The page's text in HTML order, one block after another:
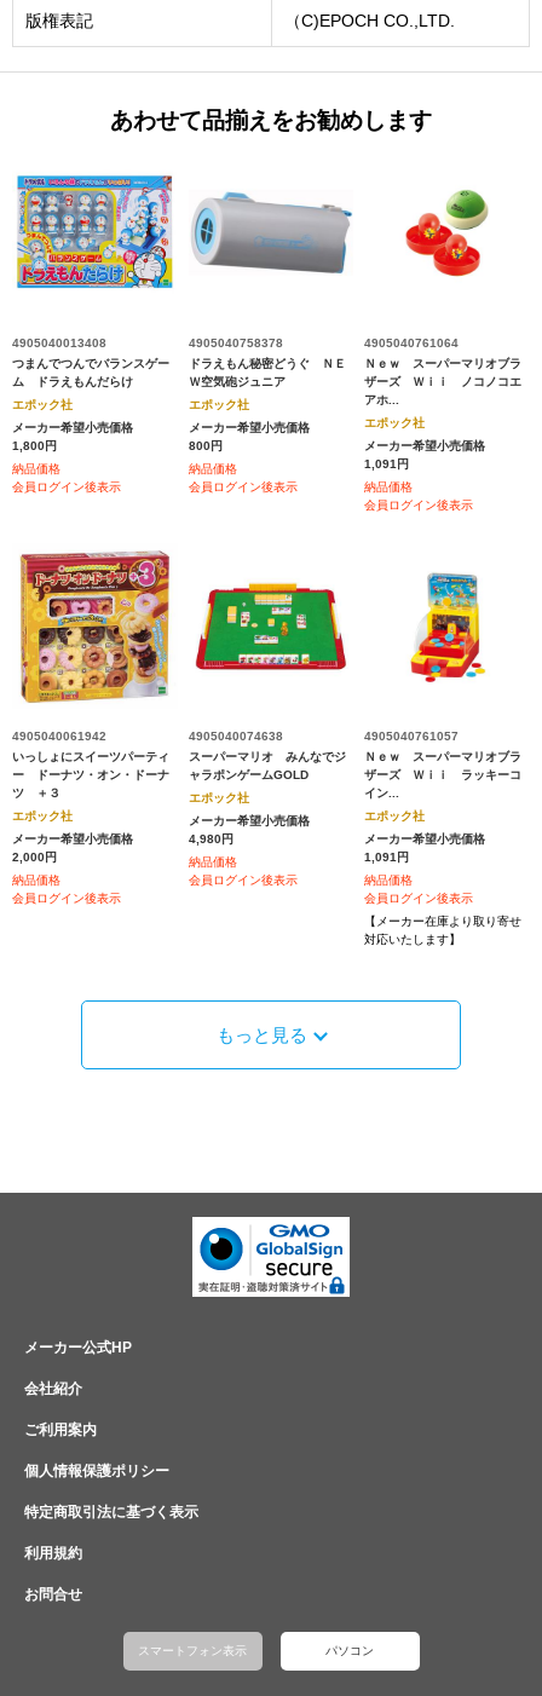
版権表記 （C)EPOCH CO.,LTD.
あわせて品揃えをお勧めします
4905040013408
つまんでつんでバランスゲー
ム ドラえもんだらけ
エポック社
メーカー希望小売価格
1,800円
納品価格
会員ログイン後表示
4905040758378
ドラえもん秘密どうぐ ＮＥ
Ｗ空気砲ジュニア
エポック社
メーカー希望小売価格
800円
納品価格
会員ログイン後表示
4905040761064
Ｎｅｗ スーパーマリオブラ
ザーズ Ｗｉｉ ノコノコエ
アホ...
エポック社
メーカー希望小売価格
1,091円
納品価格
会員ログイン後表示
4905040061942
いっしょにスイーツパーティ
ー ドーナツ・オン・ドーナ
ツ ＋３
エポック社
メーカー希望小売価格
2,000円
納品価格
会員ログイン後表示
4905040074638
スーパーマリオ みんなでジ
ャラポンゲームGOLD
エポック社
メーカー希望小売価格
4,980円
納品価格
会員ログイン後表示
4905040761057
Ｎｅｗ スーパーマリオブラ
ザーズ Ｗｉｉ ラッキーコ
イン...
エポック社
メーカー希望小売価格
1,091円
納品価格
会員ログイン後表示
【メーカー在庫より取り寄せ
対応いたします】
もっと見る
メーカー公式HP
会社紹介
ご利用案内
個人情報保護ポリシー
特定商取引法に基づく表示
利用規約
お問合せ
スマートフォン表示 パソコン